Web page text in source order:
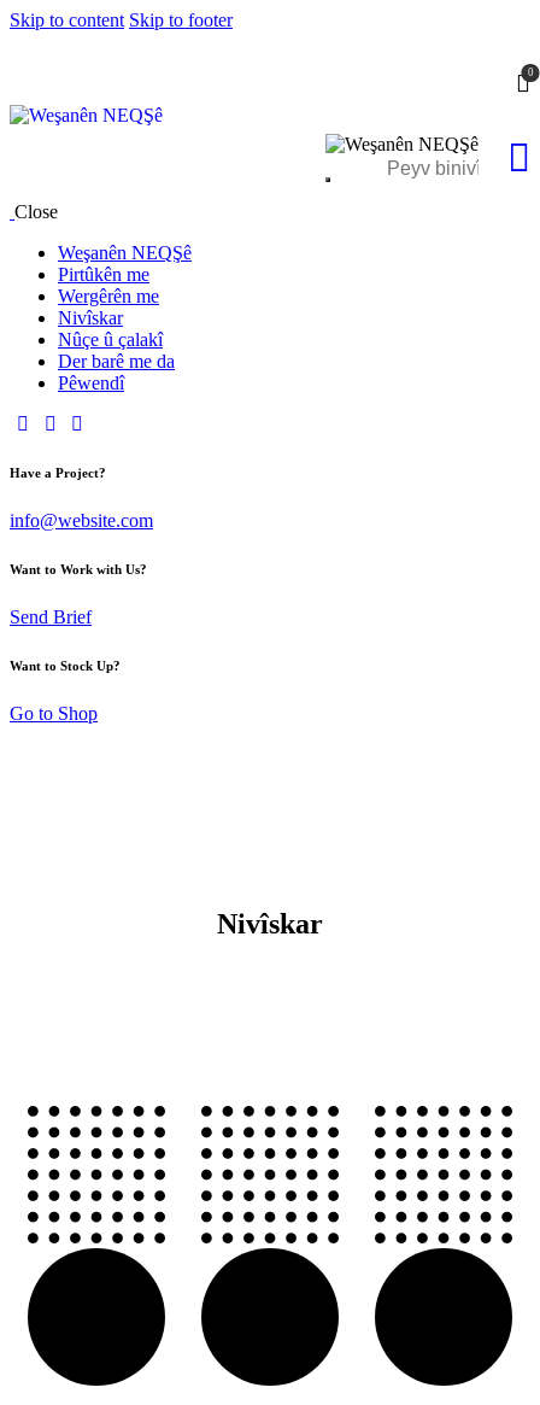
Skip to content Skip to footer
0
Close
Weşanên NEQŞê
Pirtûkên me
Wergêrên me
Nivîskar
Nûçe û çalakî
Der barê me da
Pêwendî
Have a Project?
info@website.com
Want to Work with Us?
Send Brief
Want to Stock Up?
Go to Shop
Nivîskar